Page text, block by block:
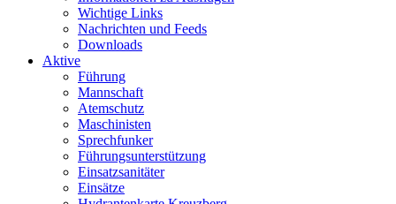
Wichtige Links
Nachrichten und Feeds
Downloads
Aktive
Führung
Mannschaft
Atemschutz
Maschinisten
Sprechfunker
Führungsunterstützung
Einsatzsanitäter
Einsätze